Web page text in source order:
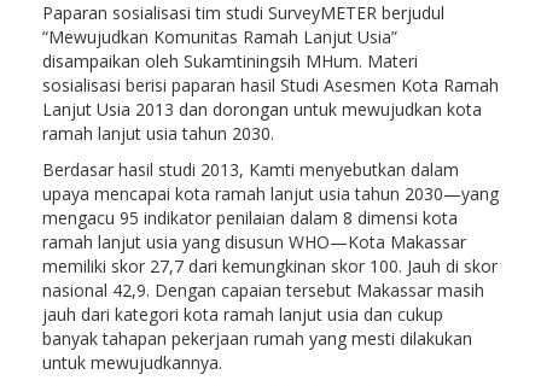
Paparan sosialisasi tim studi SurveyMETER berjudul
“Mewujudkan Komunitas Ramah Lanjut Usia”
disampaikan oleh Sukamtiningsih MHum. Materi
sosialisasi berisi paparan hasil Studi Asesmen Kota Ramah
Lanjut Usia 2013 dan dorongan untuk mewujudkan kota
ramah lanjut usia tahun 2030.
Berdasar hasil studi 2013, Kamti menyebutkan dalam
upaya mencapai kota ramah lanjut usia tahun 2030—yang
mengacu 95 indikator penilaian dalam 8 dimensi kota
ramah lanjut usia yang disusun WHO—Kota Makassar
memiliki skor 27,7 dari kemungkinan skor 100. Jauh di skor
nasional 42,9. Dengan capaian tersebut Makassar masih
jauh dari kategori kota ramah lanjut usia dan cukup
banyak tahapan pekerjaan rumah yang mesti dilakukan
untuk mewujudkannya.